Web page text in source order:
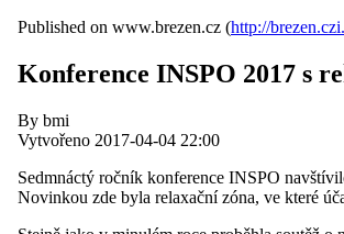
Published on www.brezen.cz (http://
Konference INSPO 2017 s
By bmi
Vytvořeno 2017-04-04 22:00
Sedmnáctý ročník konference INSPO
Novinkou zde byla relaxační zóna, ve které